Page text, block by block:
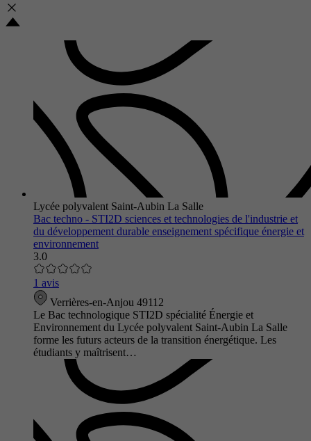
Lycée polyvalent Saint-Aubin La Salle
Bac techno - STI2D sciences et technologies de l'industrie et
du développement durable enseignement spécifique énergie et
environnement
3.0
1 avis
Verrières-en-Anjou 49112
Le Bac technologique STI2D spécialité Énergie et
Environnement du Lycée polyvalent Saint-Aubin La Salle
forme les futurs acteurs de la transition énergétique. Les
étudiants y maîtrisent…